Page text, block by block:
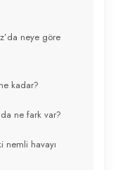
neye göre
kadar?
ne fark var?
nemli havayı